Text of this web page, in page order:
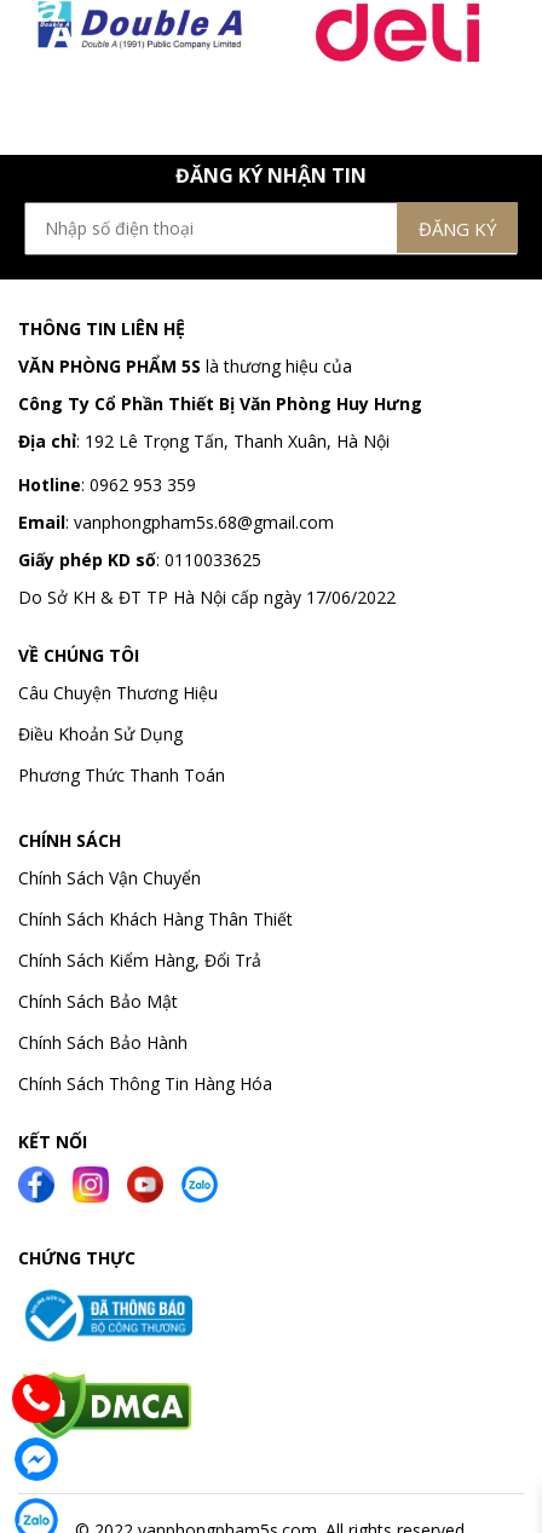
ĐĂNG KÝ NHẬN TIN
THÔNG TIN LIÊN HỆ
VĂN PHÒNG PHẨM 5S là thương hiệu của
Công Ty Cổ Phần Thiết Bị Văn Phòng Huy Hưng
Địa chỉ: 192 Lê Trọng Tấn, Thanh Xuân, Hà Nội
Hotline: 0962 953 359
Email: vanphongpham5s.68@gmail.com
Giấy phép KD số: 0110033625
Do Sở KH & ĐT TP Hà Nội cấp ngày 17/06/2022
VỀ CHÚNG TÔI
Câu Chuyện Thương Hiệu
Điều Khoản Sử Dụng
Phương Thức Thanh Toán
CHÍNH SÁCH
Chính Sách Vận Chuyển
Chính Sách Khách Hàng Thân Thiết
Chính Sách Kiểm Hàng, Đổi Trả
Chính Sách Bảo Mật
Chính Sách Bảo Hành
Chính Sách Thông Tin Hàng Hóa
KẾT NỐI
CHỨNG THỰC